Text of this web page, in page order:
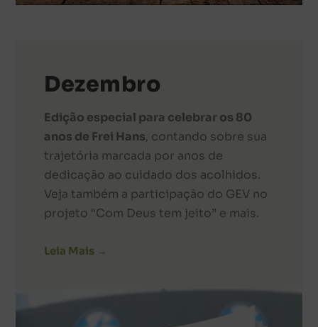
Dezembro
Edição especial para celebrar os 80
anos de Frei Hans, contando sobre sua
trajetória marcada por anos de
dedicação ao cuidado dos acolhidos.
Veja também a participação do GEV no
projeto “Com Deus tem jeito” e mais.
Leia Mais →